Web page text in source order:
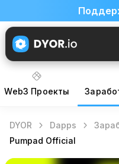
Web3 Проекты
DYOR Dapps
Pumpad Official